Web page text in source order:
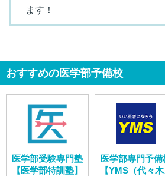
ます！
おすすめの医学部予備校
医学部受験専門塾
【医学部特訓塾】
医学部専門予備
【YMS（代々木